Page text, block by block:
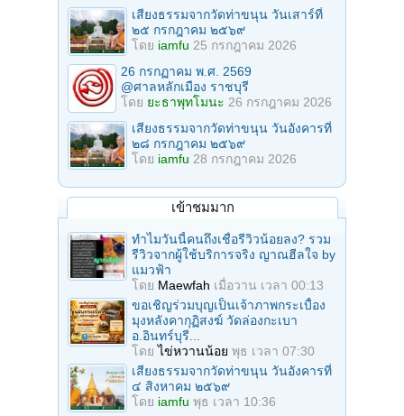
เสียงธรรมจากวัดท่าขนุน วันเสาร์ที่
๒๕ กรกฎาคม ๒๕๖๙
โดย iamfu 25 กรกฎาคม 2026
26 กรกฏาคม พ.ศ. 2569
@ศาลหลักเมือง ราชบุรี
โดย ยะธาพุทโมนะ 26 กรกฎาคม 2026
เสียงธรรมจากวัดท่าขนุน วันอังคารที่
๒๘ กรกฎาคม ๒๕๖๙
โดย iamfu 28 กรกฎาคม 2026
เข้าชมมาก
ทำไมวันนี้คนถึงเชื่อรีวิวน้อยลง? รวม
รีวิวจากผู้ใช้บริการจริง ญาณฮีลใจ by
แมวฟ้า
โดย Maewfah เมื่อวาน เวลา 00:13
ขอเชิญร่วมบุญเป็นเจ้าภาพกระเบื้อง
มุงหลังคากุฏิสงฆ์ วัดล่องกะเบา
อ.อินทร์บุรี...
โดยไข่หวานน้อย พุธ เวลา 07:30
เสียงธรรมจากวัดท่าขนุน วันอังคารที่
๔ สิงหาคม ๒๕๖๙
โดย iamfu พุธ เวลา 10:36